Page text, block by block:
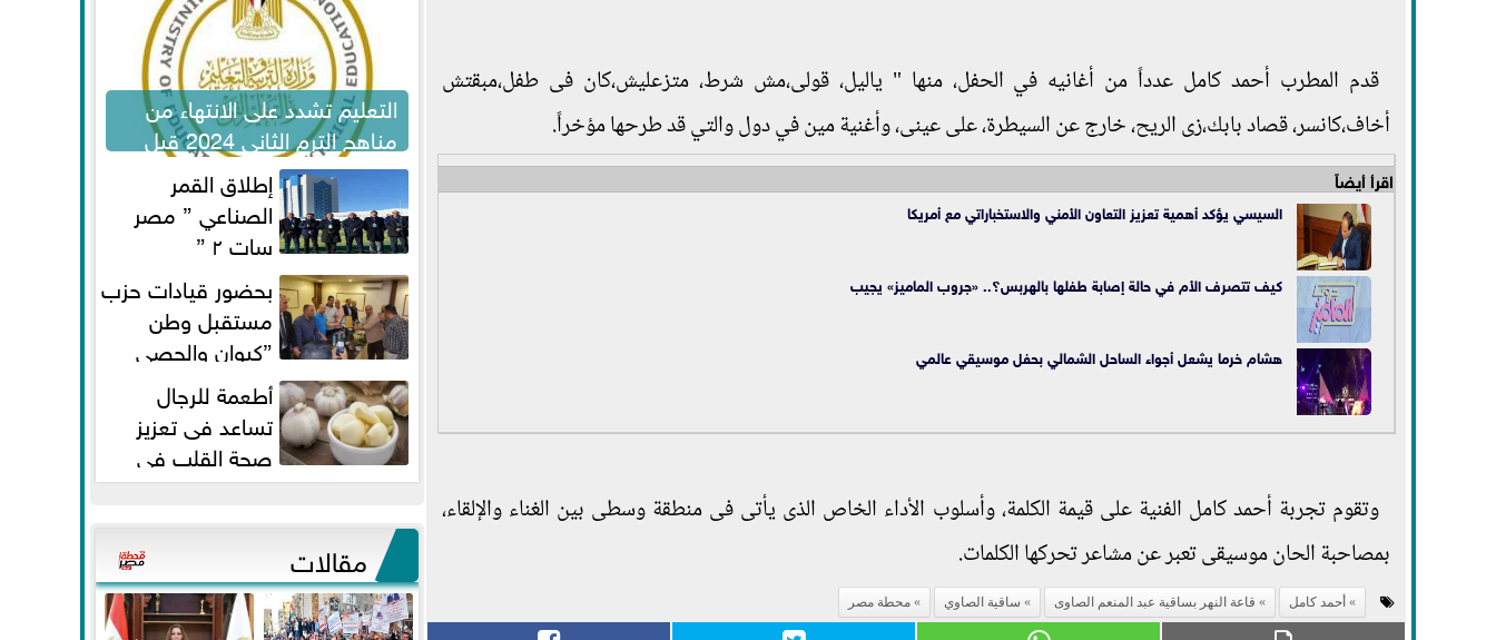
قدم المطرب أحمد كامل عدداً من أغانيه في الحفل، منها " ياليل، قولى،مش شرط، متزعليش،كان فى طفل،مبقتش
أخاف،كانسر، قصاد بابك،زى الريح، خارج عن السيطرة، على عينى، وأغنية مين في دول والتي قد طرحها مؤخراً.
اقرأ أيضاً
السيسي يؤكد أهمية تعزيز التعاون الأمني والاستخباراتي مع أمريكا
كيف تتصرف الأم في حالة إصابة طفلها بالهربس؟.. «جروب الماميز» يجيب
هشام خرما يشعل أجواء الساحل الشمالي بحفل موسيقي عالمي
وتقوم تجربة أحمد كامل الفنية على قيمة الكلمة، وأسلوب الأداء الخاص الذى يأتى فى منطقة وسطى بين الغناء والإلقاء،
بمصاحبة الحان موسيقى تعبر عن مشاعر تحركها الكلمات.
أحمد كامل قاعة النهر بساقية عبد المنعم الصاوى ساقية الصاوي محطة مصر
التعليم تشدد على الانتهاء من
مناهج الترم الثاني 2024 قبل
الامتحانات
إطلاق القمر
الصناعي ” مصر
سات ٢ ”
بحضور قيادات حزب
مستقبل وطن
”كيوان والحصي
والتمامي وابوحجازي وعيسي” أمانه
كفر...
أطعمة للرجال
تساعد فى تعزيز
صحة القلب فى
سن الأربعين
مقالات